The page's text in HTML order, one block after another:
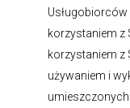
korzystaniem z
korzystaniem z
używaniem i